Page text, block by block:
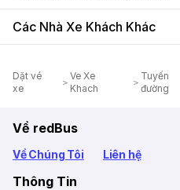
Các Nhà Xe Khách Khác
Dặt vé
xe
Ve Xe
Khach
Tuyến
đường
Về redBus
Về Chúng Tôi Liên hệ
Thông Tin